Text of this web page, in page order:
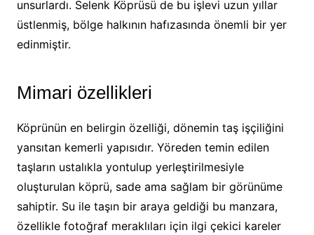
unsurlardı. Selenk Köprüsü de bu işlevi uzun yıllar
üstlenmiş, bölge halkının hafızasında önemli bir yer
edinmiştir.
Mimari özellikleri
Köprünün en belirgin özelliği, dönemin taş işçiliğini
yansıtan kemerli yapısıdır. Yöreden temin edilen
taşların ustalıkla yontulup yerleştirilmesiyle
oluşturulan köprü, sade ama sağlam bir görünüme
sahiptir. Su ile taşın bir araya geldiği bu manzara,
özellikle fotoğraf meraklıları için ilgi çekici kareler